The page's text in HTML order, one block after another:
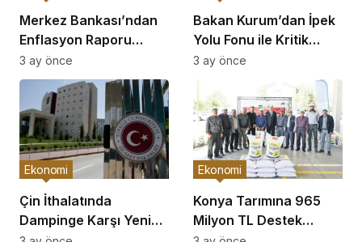
Merkez Bankası’ndan
Enflasyon Raporu
Açıklaması
3 ay önce
Bakan Kurum’dan İpek
Yolu Fonu ile Kritik
Görüşme
3 ay önce
Çin İthalatında
Dampinge Karşı Yeni
Ekonomi
Konya Tarımına 965
Milyon TL Destek
Ekonomi